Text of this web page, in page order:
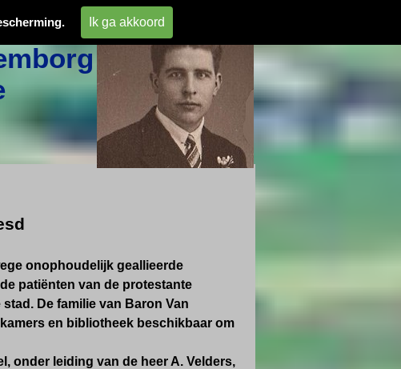
Ik ga akkoord
uit
onophoudelijk geallieerde
patiënten van de protestante
De familie van Baron Van
en bibliotheek beschikbaar om
onder leiding van de heer A. Velders,